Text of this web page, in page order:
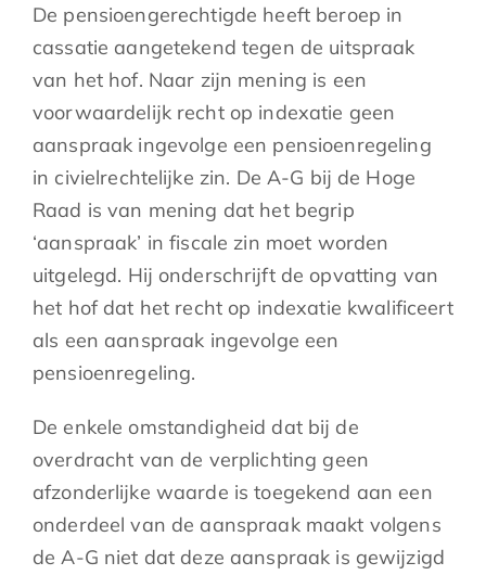
De pensioengerechtigde heeft beroep in
cassatie aangetekend tegen de uitspraak
van het hof. Naar zijn mening is een
voorwaardelijk recht op indexatie geen
aanspraak ingevolge een pensioenregeling
in civielrechtelijke zin. De A-G bij de Hoge
Raad is van mening dat het begrip
‘aanspraak’ in fiscale zin moet worden
uitgelegd. Hij onderschrijft de opvatting van
het hof dat het recht op indexatie kwalificeert
als een aanspraak ingevolge een
pensioenregeling.
De enkele omstandigheid dat bij de
overdracht van de verplichting geen
afzonderlijke waarde is toegekend aan een
onderdeel van de aanspraak maakt volgens
de A-G niet dat deze aanspraak is gewijzigd